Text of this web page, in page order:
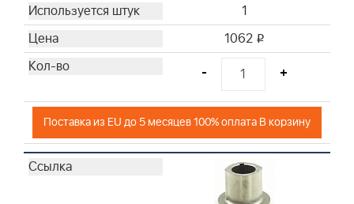
1
1062 i
- +
Поставка из EU до 5 месяцев 100% оплата В корзину